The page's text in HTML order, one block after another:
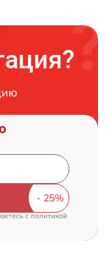
cполитикой